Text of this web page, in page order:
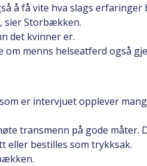
å få vite hva slags
sier Storbækken.
det kvinner er.
menns helseatferd også
er intervjuet opplever
transmenn på gode måter.
eller bestilles som trykksak.